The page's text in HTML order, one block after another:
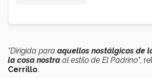
"Dirigida para aquellos nostálgicos de
la cosa nostra al estilo de El Padrino",
Cerrillo.